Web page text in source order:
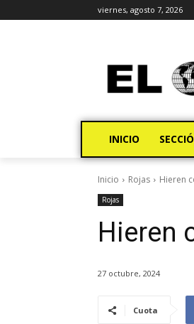
viernes, agosto 7, 2026
INICIO
Inicio Rojas Hieren
Rojas
Hieren
27 octubre, 2024
Cuota